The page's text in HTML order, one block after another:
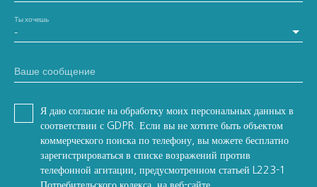
-
Ты хочешь
Ваше сообщение
Я даю согласие на обработку моих персональных данных в
соответствии с GDPR. Если вы не хотите быть объектом
коммерческого поиска по телефону, вы можете бесплатно
зарегистрироваться в списке возражений против
телефонной агитации, предусмотренном статьей L223-1